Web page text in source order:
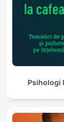
Psihologi